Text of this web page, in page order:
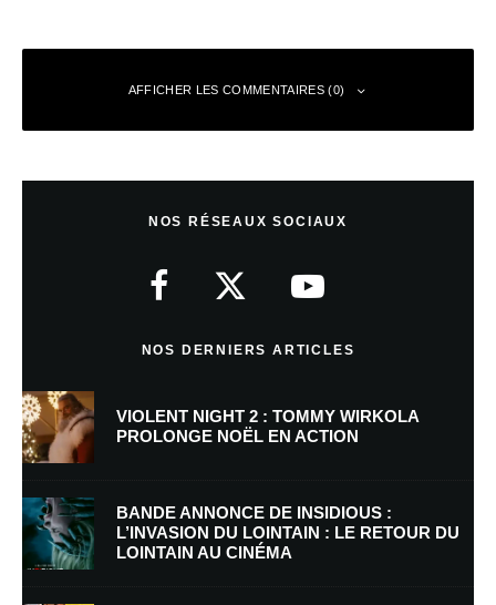
AFFICHER LES COMMENTAIRES (0)
Nom*
NOS RÉSEAUX SOCIAUX
NOS DERNIERS ARTICLES
VIOLENT NIGHT 2 : TOMMY WIRKOLA
PROLONGE NOËL EN ACTION
BANDE ANNONCE DE INSIDIOUS :
L’INVASION DU LOINTAIN : LE RETOUR DU
LOINTAIN AU CINÉMA